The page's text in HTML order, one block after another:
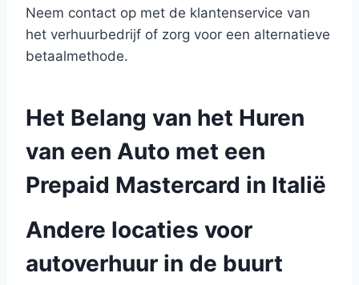
Neem contact op met de klantenservice van
het verhuurbedrijf of zorg voor een alternatieve
betaalmethode.
Het Belang van het Huren
van een Auto met een
Prepaid Mastercard in Italië
Andere locaties voor
autoverhuur in de buurt